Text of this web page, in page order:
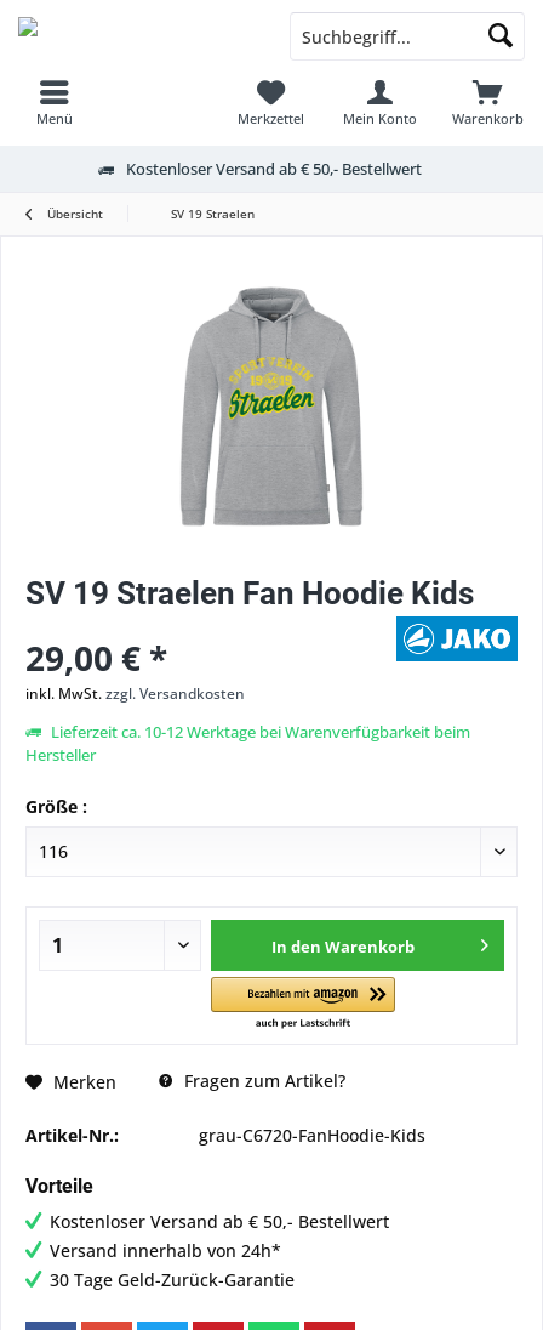
Menü Warenkorb
Merkzettel Mein Konto
Kostenloser Versand ab € 50,- Bestellwert
Übersicht SV 19 Straelen
SV 19 Straelen Fan Hoodie Kids
29,00 € *
inkl. MwSt.zzgl. Versandkosten
Lieferzeit ca. 10-12 Werktage bei Warenverfügbarkeit beim
Hersteller
Größe :
In den Warenkorb
Merken Fragen zum Artikel?
Artikel-Nr.: grau-C6720-FanHoodie-Kids
Vorteile
Kostenloser Versand ab € 50,- Bestellwert
Versand innerhalb von 24h*
30 Tage Geld-Zurück-Garantie